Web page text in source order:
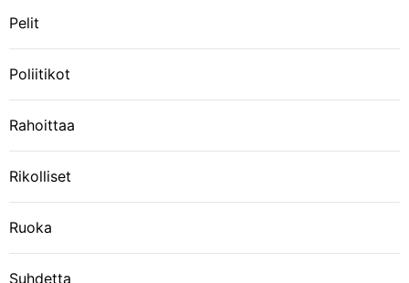
s
Pelit
Poliitikot
Rahoittaa
Rikolliset
Ruoka
Suhdetta